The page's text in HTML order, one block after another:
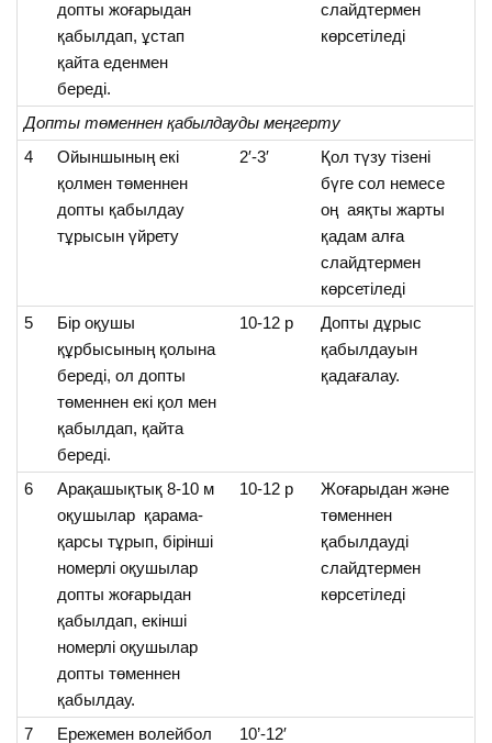
допты жоғарыдан
қабылдап, ұстап
қайта еденмен
береді.
слайдтермен
көрсетіледі
Допты төменнен қабылдауды меңгерту
4
Ойыншының екі
қолмен төменнен
допты қабылдау
тұрысын үйрету
2′-3′
Қол түзу тізені
бүге сол немесе
оң аяқты жарты
қадам алға
слайдтермен
көрсетіледі
5
Бір оқушы
құрбысының қолына
береді, ол допты
төменнен екі қол мен
қабылдап, қайта
береді.
10-12 р
Допты дұрыс
қабылдауын
қадағалау.
6
Арақашықтық 8-10 м
оқушылар қарама-
қарсы тұрып, бірінші
номерлі оқушылар
допты жоғарыдан
қабылдап, екінші
номерлі оқушылар
допты төменнен
қабылдау.
10-12 р
Жоғарыдан және
төменнен
қабылдауді
слайдтермен
көрсетіледі
7
Ережемен волейбол
10’-12′